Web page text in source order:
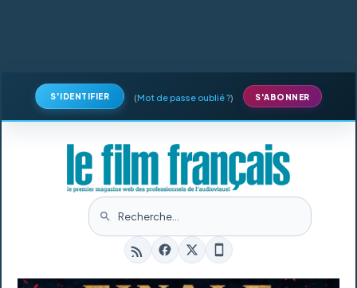
S'IDENTIFIER (Mot de passe oublié ?) S'ABONNER